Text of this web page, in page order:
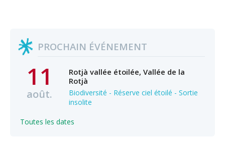
PROCHAIN ÉVÉNEMENT
11
août.
Rotjà vallée étoilée, Vallée de la
Rotjà
Biodiversité - Réserve ciel étoilé - Sortie
insolite
Toutes les dates